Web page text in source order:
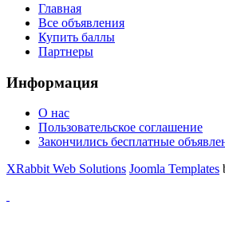
Главная
Все объявления
Купить баллы
Партнеры
Информация
О нас
Пользовательское соглашение
Закончились бесплатные
XRabbit Web Solutions Joomla Templates